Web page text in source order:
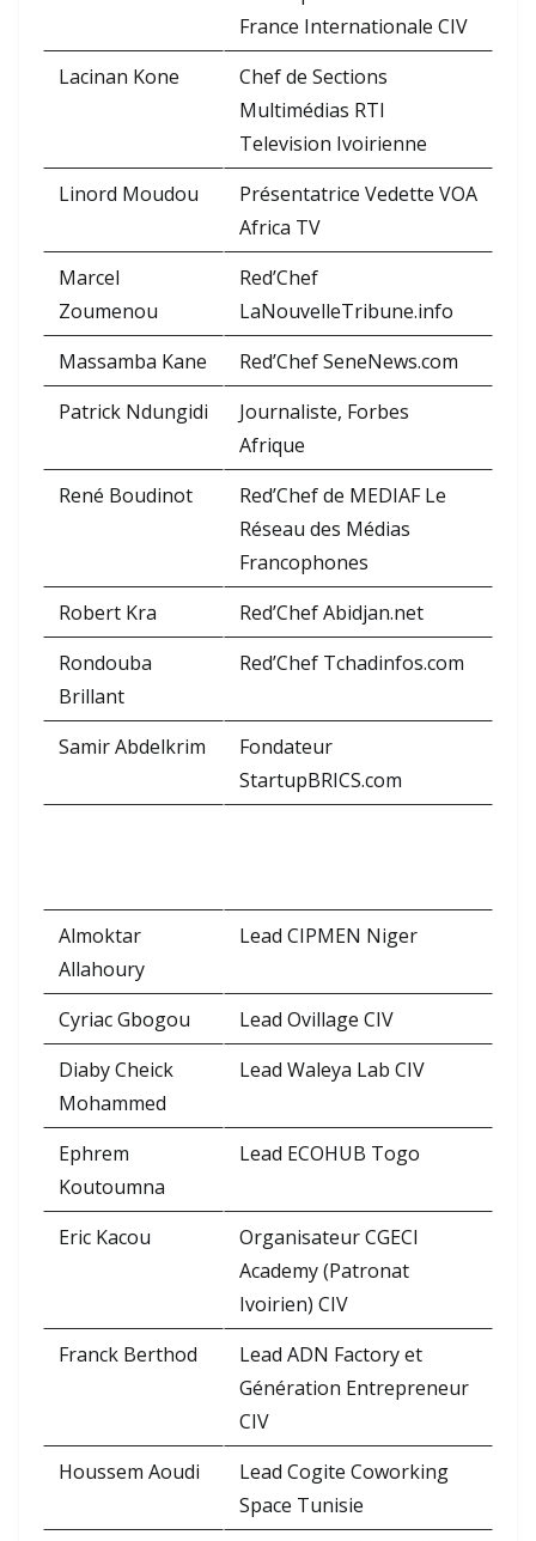
France Internationale CIV
Lacinan Kone
Chef de Sections
Multimédias RTI
Television Ivoirienne
Linord Moudou
Présentatrice Vedette VOA
Africa TV
Marcel
Zoumenou
Red’Chef
LaNouvelleTribune.info
Massamba Kane
Red’Chef SeneNews.com
Patrick Ndungidi
Journaliste, Forbes
Afrique
René Boudinot
Red’Chef de MEDIAF Le
Réseau des Médias
Francophones
Robert Kra
Red’Chef Abidjan.net
Rondouba
Brillant
Red’Chef Tchadinfos.com
Samir Abdelkrim
Fondateur
StartupBRICS.com
Almoktar
Allahoury
Lead CIPMEN Niger
Cyriac Gbogou
Lead Ovillage CIV
Diaby Cheick
Mohammed
Lead Waleya Lab CIV
Ephrem
Koutoumna
Lead ECOHUB Togo
Eric Kacou
Organisateur CGECI
Academy (Patronat
Ivoirien) CIV
Franck Berthod
Lead ADN Factory et
Génération Entrepreneur
CIV
Houssem Aoudi
Lead Cogite Coworking
Space Tunisie